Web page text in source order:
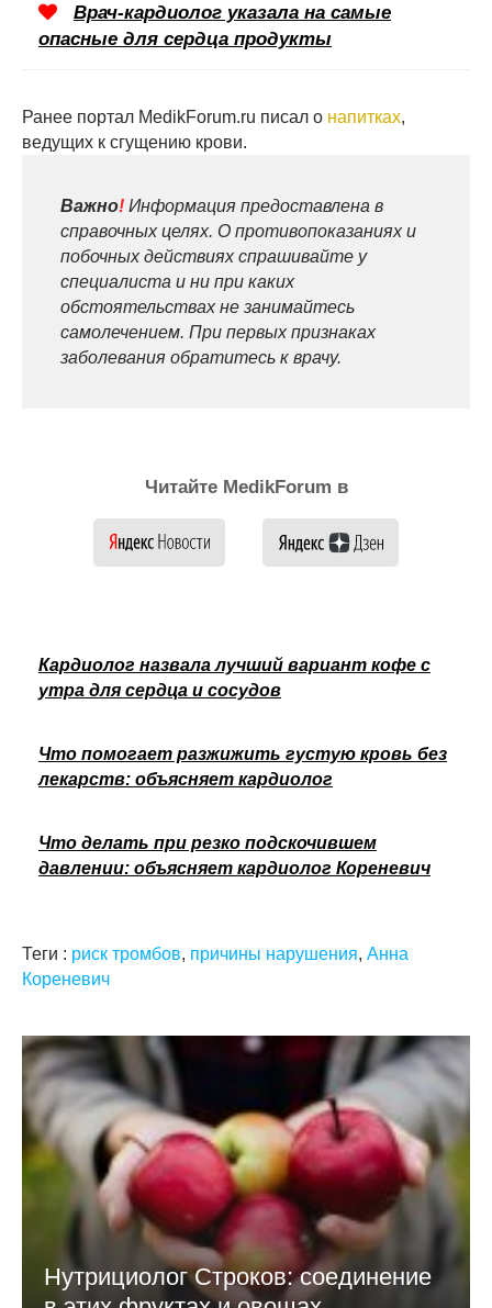
Врач-кардиолог указала на самые
опасные для сердца продукты
Ранее портал MedikForum.ru писал о напитках,
ведущих к сгущению крови.
Важно! Информация предоставлена в
справочных целях. О противопоказаниях и
побочных действиях спрашивайте у
специалиста и ни при каких
обстоятельствах не занимайтесь
самолечением. При первых признаках
заболевания обратитесь к врачу.
Читайте MedikForum в
Кардиолог назвала лучший вариант кофе с
утра для сердца и сосудов
Что помогает разжижить густую кровь без
лекарств: объясняет кардиолог
Что делать при резко подскочившем
давлении: объясняет кардиолог Кореневич
Теги : риск тромбов, причины нарушения, Анна
Кореневич
Нутрициолог Строков: соединение